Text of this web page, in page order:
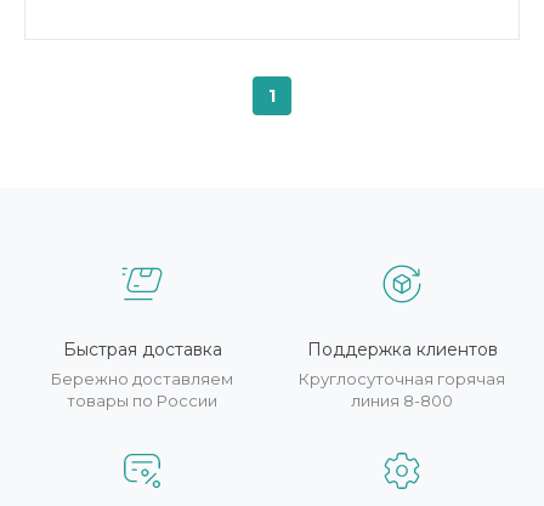
1
Быстрая доставка
Бережно доставляем
товары по России
Поддержка клиентов
Круглосуточная горячая
линия 8-800